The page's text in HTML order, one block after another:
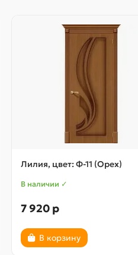
Лилия, цвет: Ф-11 (Орех)
В наличии ✓
7 920 р
В корзину